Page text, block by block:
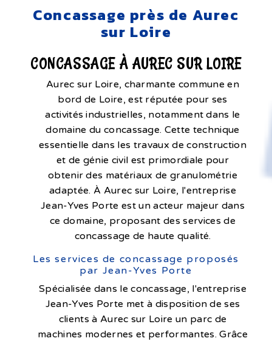
Concassage près de Aurec
sur Loire
CONCASSAGE À AUREC SUR LOIRE
Aurec sur Loire, charmante commune en
bord de Loire, est réputée pour ses
activités industrielles, notamment dans le
domaine du concassage. Cette technique
essentielle dans les travaux de construction
et de génie civil est primordiale pour
obtenir des matériaux de granulométrie
adaptée. À Aurec sur Loire, l'entreprise
Jean-Yves Porte est un acteur majeur dans
ce domaine, proposant des services de
concassage de haute qualité.
Les services de concassage proposés
par Jean-Yves Porte
Spécialisée dans le concassage, l'entreprise
Jean-Yves Porte met à disposition de ses
clients à Aurec sur Loire un parc de
machines modernes et performantes. Grâce